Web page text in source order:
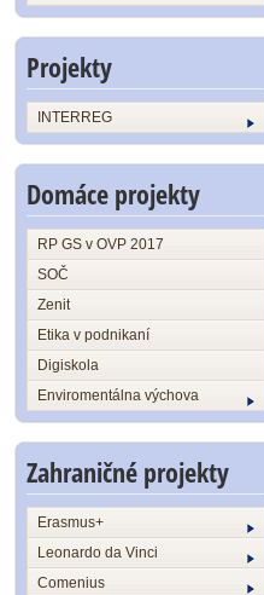
Projekty
INTERREG
Domáce projekty
RP GS v OVP 2017
SOČ
Zenit
Etika v podnikaní
Digiskola
Enviromentálna výchova
Zahraničné projekty
Erasmus+
Leonardo da Vinci
Comenius